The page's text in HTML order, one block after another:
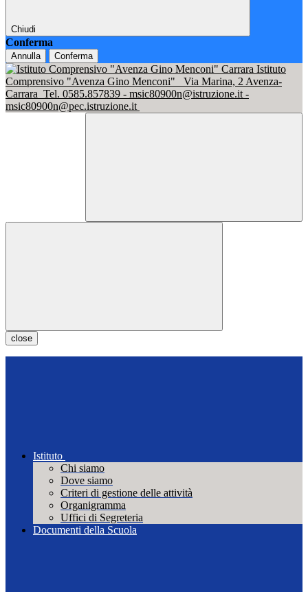
Chiudi
Conferma
Annulla Conferma
Istituto
Comprensivo "Avenza Gino Menconi"
Via Marina, 2 Avenza-
Carrara Tel. 0585.857839 - msic80900n@istruzione.it -
msic80900n@pec.istruzione.it
close
Istituto
Chi siamo
Dove siamo
Criteri di gestione delle attività
Organigramma
Uffici di Segreteria
Documenti della Scuola